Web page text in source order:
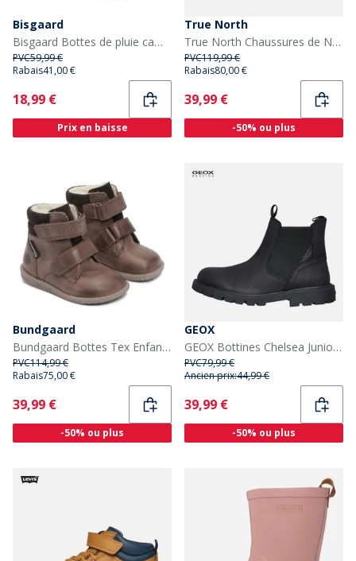
Bisgaard
Bisgaard Bottes de pluie camouflage Garçon
PVC59,99 €
Rabais41,00 €
Current
18,99 €
Prix en baisse
True North
True North Chaussures de Neige Enfant Marron
PVC119,99 €
Rabais80,00 €
Current
39,99 €
-50% ou plus
Bundgaard
Bundgaard Bottes Tex Enfant Marron à Sangle Lapin WS
PVC114,99 €
Rabais75,00 €
Current
39,99 €
-50% ou plus
GEOX
GEOX Bottines Chelsea Junior Garçon Shaylax Noir
PVC79,99 €
Ancien prix:44,99 €
Current
39,99 €
-50% ou plus